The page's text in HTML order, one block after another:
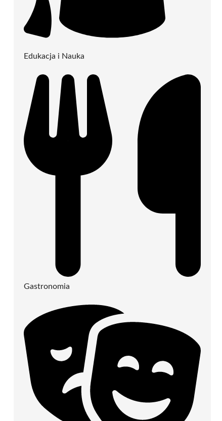
Edukacja i Nauka
Gastronomia